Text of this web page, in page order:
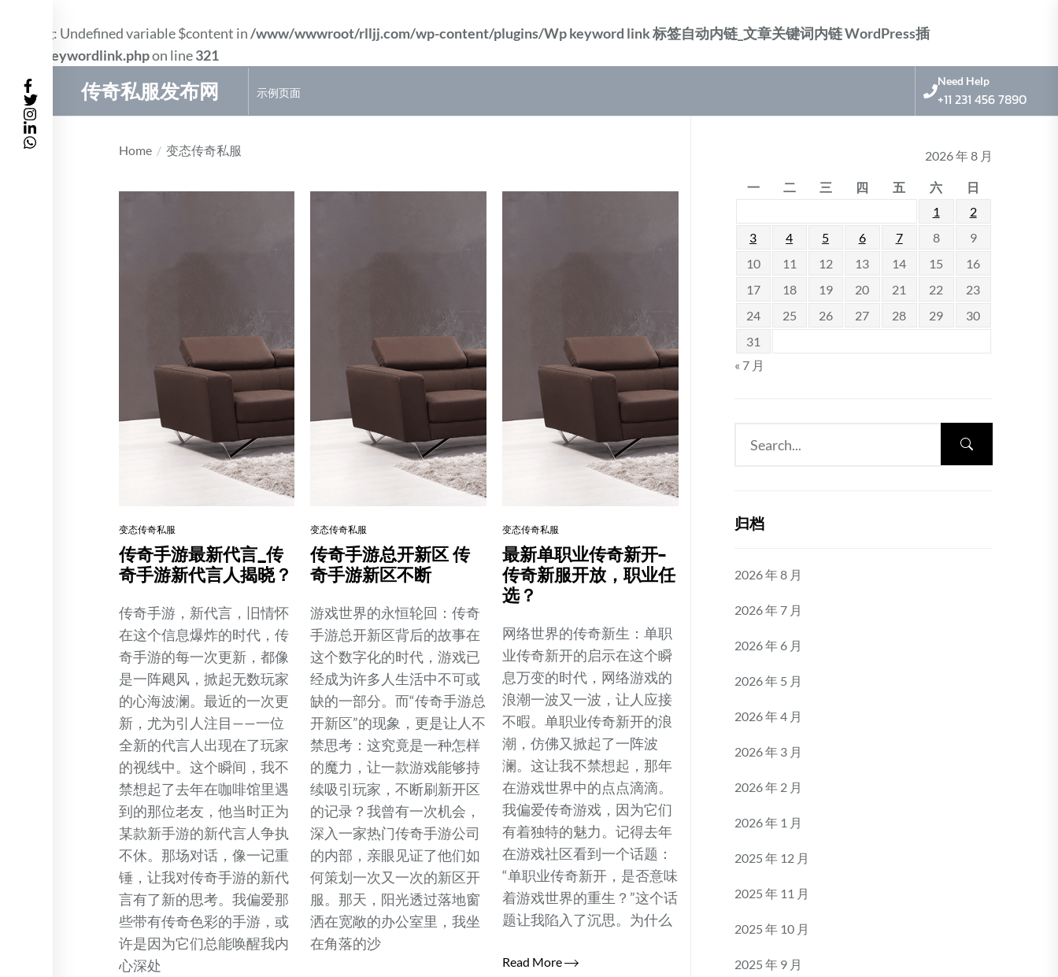
Warning: Undefined variable $content in/www/wwwroot/rlljj.com/wp-content/plugins/Wp keyword link 标签自动内链_文章关键词内链 WordPress插
件/wp_keywordlink.phpon line321
content
传奇私服发布网 示例页面
Need Help
+11 231 456 7890
Home 变态传奇私服
变态传奇私服
传奇手游最新代言_传
奇手游新代言人揭晓？
传奇手游，新代言，旧情怀
在这个信息爆炸的时代，传
奇手游的每一次更新，都像
是一阵飓风，掀起无数玩家
的心海波澜。最近的一次更
新，尤为引人注目——一位
全新的代言人出现在了玩家
的视线中。这个瞬间，我不
禁想起了去年在咖啡馆里遇
到的那位老友，他当时正为
某款新手游的新代言人争执
不休。那场对话，像一记重
锤，让我对传奇手游的新代
言有了新的思考。我偏爱那
些带有传奇色彩的手游，或
许是因为它们总能唤醒我内
心深处
变态传奇私服
传奇手游总开新区 传
奇手游新区不断
游戏世界的永恒轮回：传奇
手游总开新区背后的故事在
这个数字化的时代，游戏已
经成为许多人生活中不可或
缺的一部分。而“传奇手游总
开新区”的现象，更是让人不
禁思考：这究竟是一种怎样
的魔力，让一款游戏能够持
续吸引玩家，不断刷新开区
的记录？我曾有一次机会，
深入一家热门传奇手游公司
的内部，亲眼见证了他们如
何策划一次又一次的新区开
服。那天，阳光透过落地窗
洒在宽敞的办公室里，我坐
在角落的沙
变态传奇私服
最新单职业传奇新开-
传奇新服开放，职业任
选？
网络世界的传奇新生：单职
业传奇新开的启示在这个瞬
息万变的时代，网络游戏的
浪潮一波又一波，让人应接
不暇。单职业传奇新开的浪
潮，仿佛又掀起了一阵波
澜。这让我不禁想起，那年
在游戏世界中的点点滴滴。
我偏爱传奇游戏，因为它们
有着独特的魅力。记得去年
在游戏社区看到一个话题：
“单职业传奇新开，是否意味
着游戏世界的重生？”这个话
题让我陷入了沉思。为什么
Read More
2026 年 8 月
一 二 三 四 五 六
日
1
2
3
4 5 6 7 8
9
10
11 12 13 14 15
16
17
18 19 20 21 22
23
24
25 26 27 28 29
30
31
« 7 月
归档
2026 年 8 月
2026 年 7 月
2026 年 6 月
2026 年 5 月
2026 年 4 月
2026 年 3 月
2026 年 2 月
2026 年 1 月
2025 年 12 月
2025 年 11 月
2025 年 10 月
2025 年 9 月